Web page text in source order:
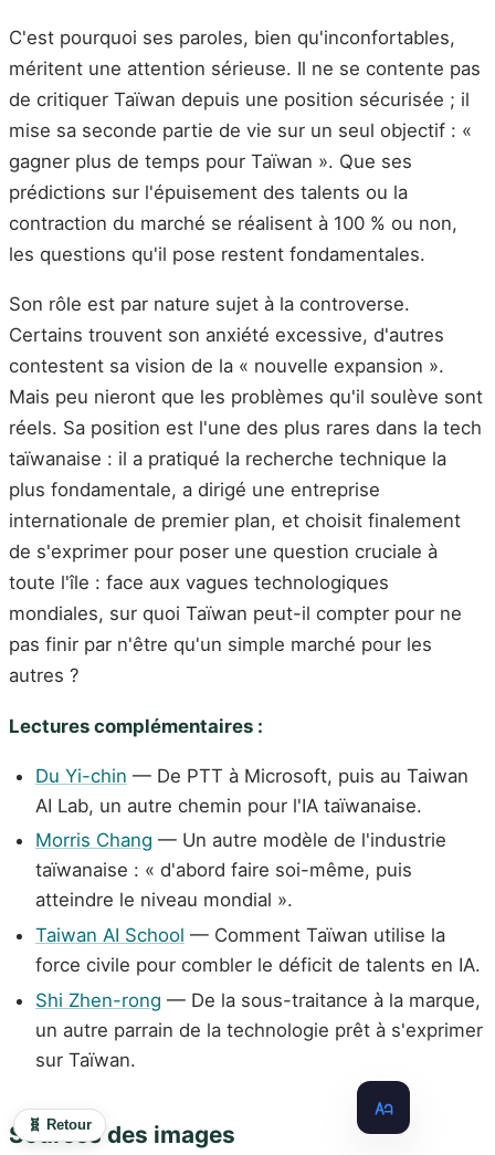
C'est pourquoi ses paroles, bien qu'inconfortables,
méritent une attention sérieuse. Il ne se contente pas
de critiquer Taïwan depuis une position sécurisée ; il
mise sa seconde partie de vie sur un seul objectif : «
gagner plus de temps pour Taïwan ». Que ses
prédictions sur l'épuisement des talents ou la
contraction du marché se réalisent à 100 % ou non,
les questions qu'il pose restent fondamentales.
Son rôle est par nature sujet à la controverse.
Certains trouvent son anxiété excessive, d'autres
contestent sa vision de la « nouvelle expansion ».
Mais peu nieront que les problèmes qu'il soulève sont
réels. Sa position est l'une des plus rares dans la tech
taïwanaise : il a pratiqué la recherche technique la
plus fondamentale, a dirigé une entreprise
internationale de premier plan, et choisit finalement
de s'exprimer pour poser une question cruciale à
toute l'île : face aux vagues technologiques
mondiales, sur quoi Taïwan peut-il compter pour ne
pas finir par n'être qu'un simple marché pour les
autres ?
Lectures complémentaires :
Du Yi-chin — De PTT à Microsoft, puis au Taiwan
AI Lab, un autre chemin pour l'IA taïwanaise.
Morris Chang — Un autre modèle de l'industrie
taïwanaise : « d'abord faire soi-même, puis
atteindre le niveau mondial ».
Taiwan AI School — Comment Taïwan utilise la
force civile pour combler le déficit de talents en IA.
Shi Zhen-rong — De la sous-traitance à la marque,
un autre parrain de la technologie prêt à s'exprimer
sur Taïwan.
Sources des images
🧬 Retour